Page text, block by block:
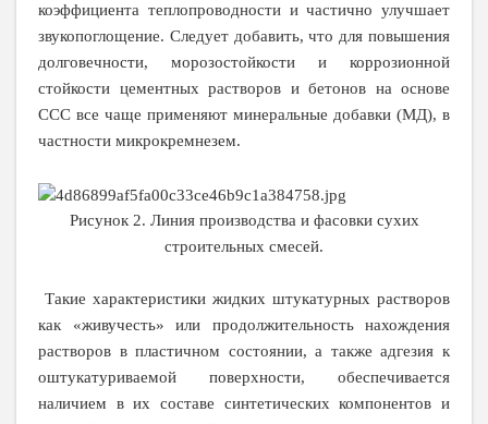
коэффициента теплопроводности и частично улучшает
звукопоглощение. Следует добавить, что для повышения
долговечности, морозостойкости и коррозионной
стойкости цементных растворов и бетонов на основе
ССС все чаще применяют минеральные добавки (МД), в
частности микрокремнезем.
Рисунок 2. Линия производства и фасовки сухих
строительных смесей.
Такие характеристики жидких штукатурных растворов
как «живучесть» или продолжительность нахождения
растворов в пластичном состоянии, а также адгезия к
оштукатуриваемой поверхности, обеспечивается
наличием в их составе синтетических компонентов и